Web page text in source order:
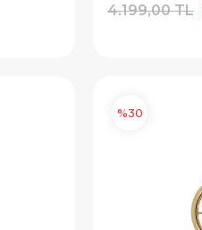
4.199,00 TL
%30